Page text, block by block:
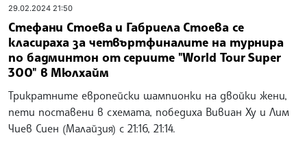
29.02.2024 21:50
Стефани Стоева и Габриела Стоева се
класираха за четвъртфиналите на турнира
по бадминтон от сериите "World Tour Super
300" в Мюлхайм
Трикратните европейски шампионки на двойки жени,
пети поставени в схемата, победиха Вивиан Ху и Лим
Чиев Сиен (Малайзия) с 21:16, 21:14.